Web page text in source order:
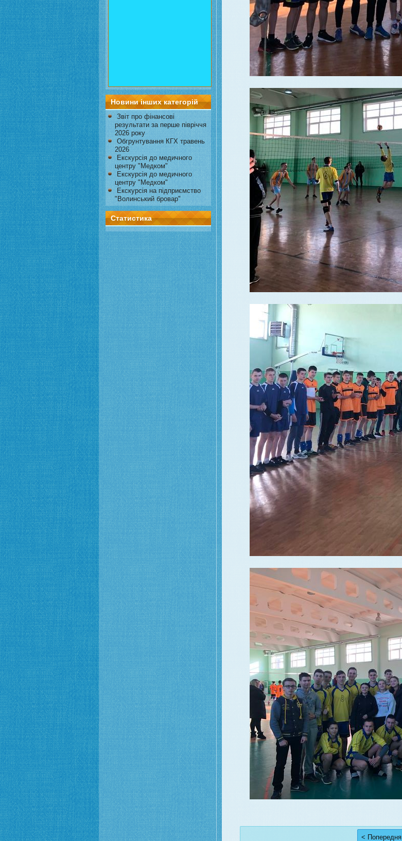
Новини інших категорій
Звіт про фінансові
результати за перше півріччя
2026 року
Обгрунтування КГХ травень
2026
Екскурсія до медичного
центру "Медком"
Екскурсія до медичного
центру "Медком"
Екскурсія на підприємство
"Волинський бровар"
Статистика
< Попередня